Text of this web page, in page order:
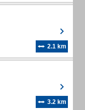
2.1 km
3.2 km